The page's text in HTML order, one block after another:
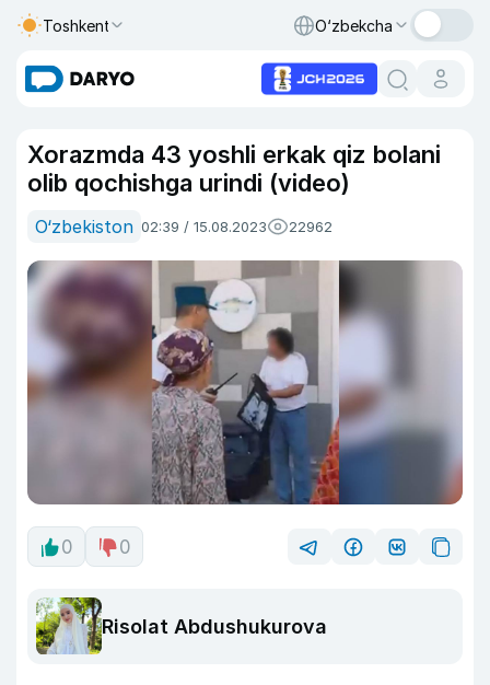
Toshkent O‘zbekcha
Xorazmda 43 yoshli erkak qiz bolani
olib qochishga urindi (video)
O‘zbekiston 02:39 / 15.08.2023 22962
0 0
Risolat Abdushukurova